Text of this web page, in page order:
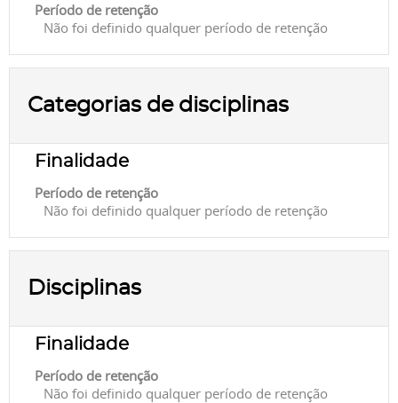
Período de retenção
Não foi definido qualquer período de retenção
Categorias de disciplinas
Finalidade
Período de retenção
Não foi definido qualquer período de retenção
Disciplinas
Finalidade
Período de retenção
Não foi definido qualquer período de retenção